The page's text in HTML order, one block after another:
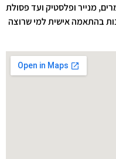
מנייר ופלסטיק ועד פסולת
בהתאמה אישית למי שרוצה